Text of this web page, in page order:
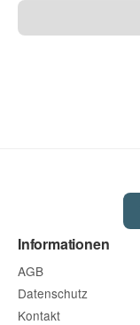
Informationen
AGB
Datenschutz
Kontakt